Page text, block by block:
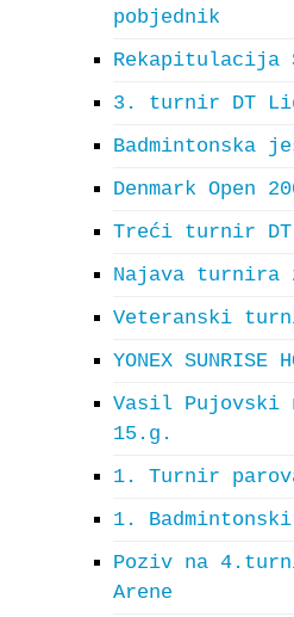
pobjednik
Rekapitulacija
3. turnir DT
Badmintonska
Denmark Open
Treći turnir
Najava turnira
Veteranski
YONEX SUNRISE
Vasil Pujovski
15.g.
1. Turnir
1.
Poziv na
Arene